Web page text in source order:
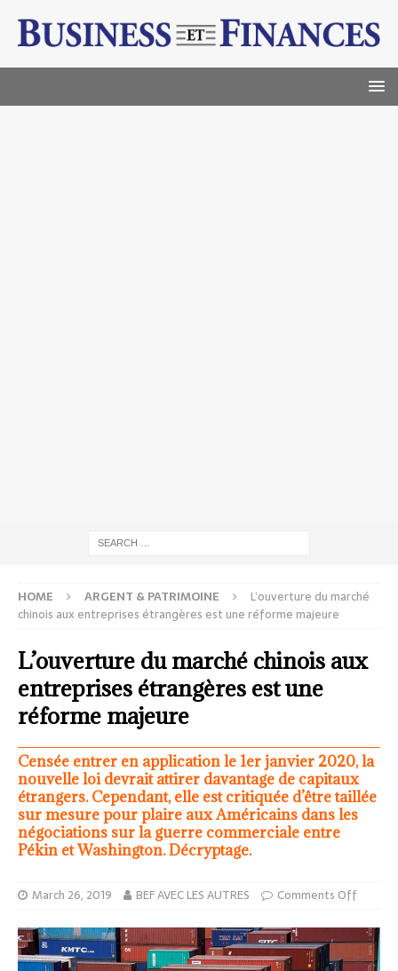
HOME ARGENT & PATRIMOINE
L’ouverture du marché
chinois aux entreprises étrangères est une réforme majeure
L’ouverture du marché chinois aux
entreprises étrangères est une
réforme majeure
Censée entrer en application le 1er janvier 2020, la
nouvelle loi devrait attirer davantage de capitaux
étrangers. Cependant, elle est critiquée d’être taillée
sur mesure pour plaire aux Américains dans les
négociations sur la guerre commerciale entre
Pékin et Washington. Décryptage.
March 26, 2019 BEF AVEC LES AUTRES Comments Off